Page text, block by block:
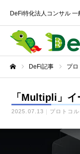
DeFi特化法人コンサル
DeFi記事 プ
「Multipli」
2025.07.13 プロトコ